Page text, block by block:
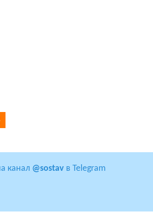
канал @sostav в Telegram